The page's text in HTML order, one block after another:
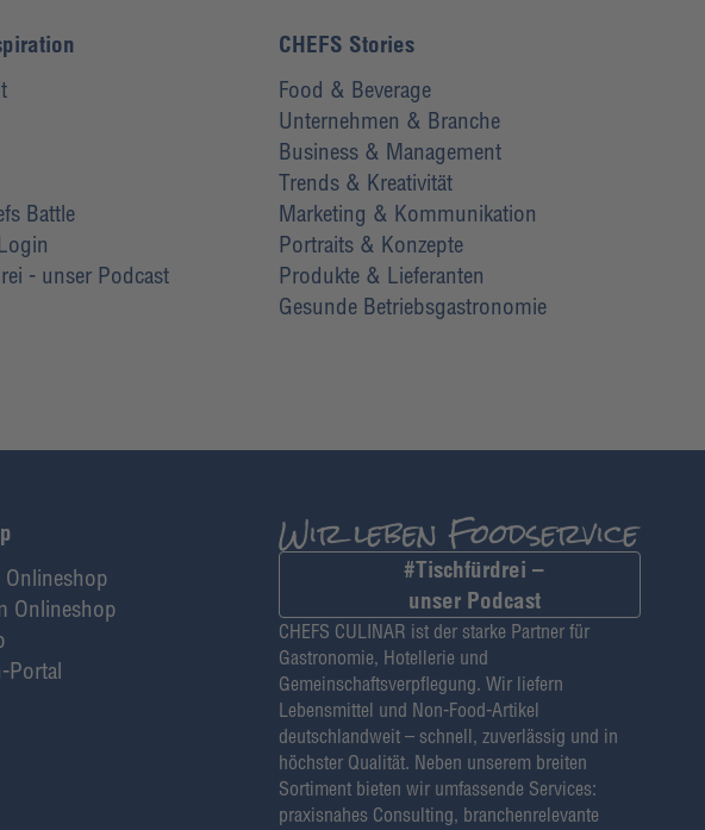
Battle
- unser Podcast
CHEFS Stories
Food & Beverage
Unternehmen & Branche
Business & Management
Trends & Kreativität
Marketing & Kommunikation
Portraits & Konzepte
Produkte & Lieferanten
Gesunde Betriebsgastronomie
Onlineshop
Portal
#Tischfürdrei –
unser Podcast
CHEFS CULINAR ist der starke Partner für
Gastronomie, Hotellerie und
Gemeinschaftsverpflegung. Wir liefern
Lebensmittel und Non-Food-Artikel
deutschlandweit – schnell, zuverlässig und in
höchster Qualität. Neben unserem breiten
Sortiment bieten wir umfassende Services:
praxisnahes Consulting, branchenrelevante